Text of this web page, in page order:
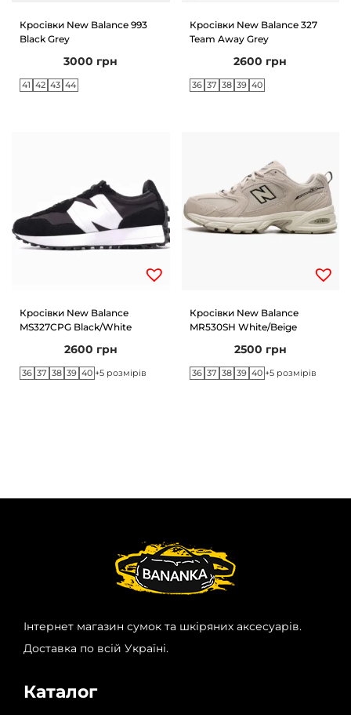
Кросівки New Balance 993
Black Grey
3000 грн
41 42 43 44
Кросівки New Balance 327
Team Away Grey
2600 грн
36 37 38 39 40
Кросівки New Balance
MS327CPG Black/White
2600 грн
36 37 38 39 40 +5 розмірів
Кросівки New Balance
MR530SH White/Beige
2500 грн
36 37 38 39 40 +5 розмірів
Інтернет магазин сумок та шкіряних аксесуарів.
Доставка по всій Україні.
Каталог